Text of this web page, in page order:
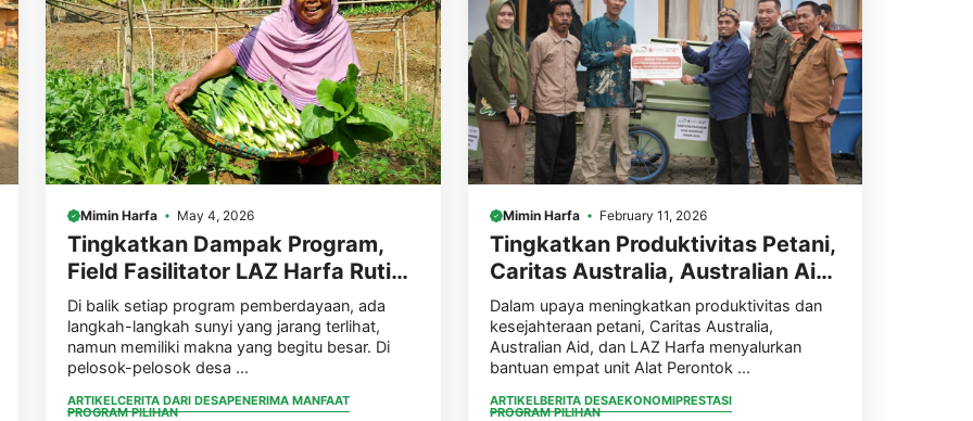
Mimin Harfa May 4, 2026
Tingkatkan Dampak Program,
Field Fasilitator LAZ Harfa Rutin
Lakukan Money di 10 Desa
Dampingan di Kab. Pandeglang
Di balik setiap program pemberdayaan, ada
langkah-langkah sunyi yang jarang terlihat,
namun memiliki makna yang begitu besar. Di
pelosok-pelosok desa ...
ARTIKELCERITA DARI DESAPENERIMA MANFAAT
PROGRAM PILIHAN
Mimin Harfa February 11, 2026
Tingkatkan Produktivitas Petani,
Caritas Australia, Australian Aid,
dan LAZ Harfa Serahkan
Bantuan 4 Power Thresher untuk
4 Desa Dampingan di
Pandeglang.
Dalam upaya meningkatkan produktivitas dan
kesejahteraan petani, Caritas Australia,
Australian Aid, dan LAZ Harfa menyalurkan
bantuan empat unit Alat Perontok ...
ARTIKELBERITA DESAEKONOMIPRESTASI
PROGRAM PILIHAN